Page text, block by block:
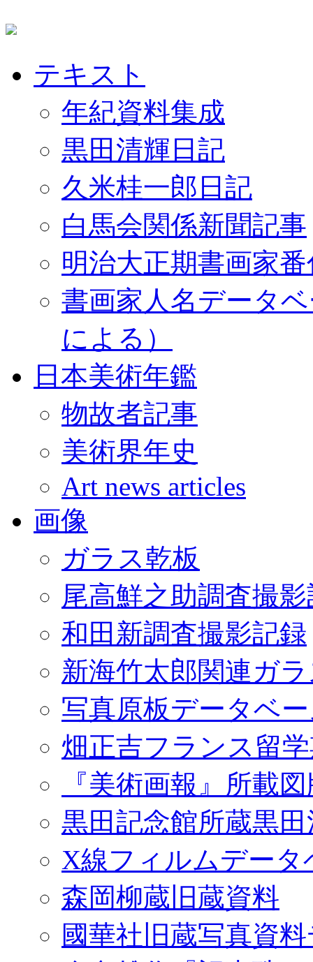
テキスト
年紀資料集成
黒田清輝日記
久米桂一郎日記
白馬会関係新聞記事
明治大正期書画家
書画家人名データ
による）
日本美術年鑑
物故者記事
美術界年史
Art news articles
画像
ガラス乾板
尾高鮮之助調査撮
和田新調査撮影記録
新海竹太郎関連ガ
写真原板データベ
畑正吉フランス留
『美術画報』所載
黒田記念館所蔵黒
X線フィルムデータ
森岡柳蔵旧蔵資料
國華社旧蔵写真資